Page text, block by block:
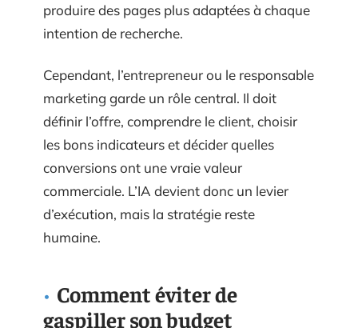
produire des pages plus adaptées à chaque
intention de recherche.
Cependant, l’entrepreneur ou le responsable
marketing garde un rôle central. Il doit
définir l’offre, comprendre le client, choisir
les bons indicateurs et décider quelles
conversions ont une vraie valeur
commerciale. L’IA devient donc un levier
d’exécution, mais la stratégie reste
humaine.
Comment éviter de
gaspiller son budget